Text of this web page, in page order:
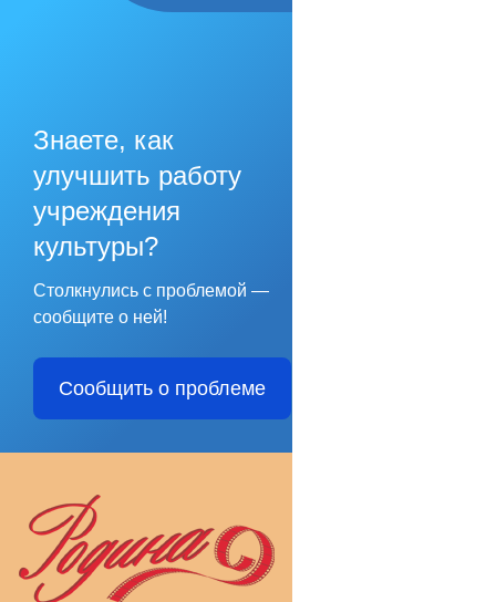
Знаете, как
улучшить работу
учреждения
культуры?
Столкнулись с проблемой —
сообщите о ней!
Сообщить о проблеме